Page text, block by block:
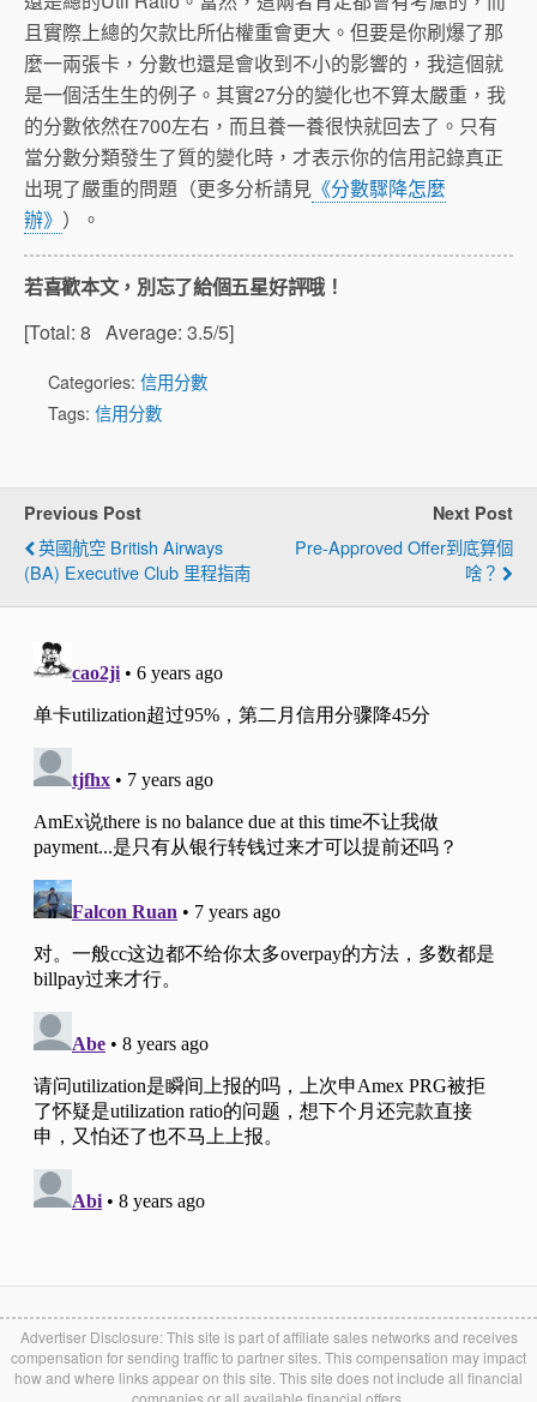
且實際上總的欠款比所佔權重會更大。但要是你刷爆了那
麼一兩張卡，分數也還是會收到不小的影響的，我這個就
是一個活生生的例子。其實27分的變化也不算太嚴重，我
的分數依然在700左右，而且養一養很快就回去了。只有
當分數分類發生了質的變化時，才表示你的信用記錄真正
出現了嚴重的問題（更多分析請見 《分數驟降怎麼
辦》 ）。
若喜歡本文，別忘了給個五星好評哦！
[Total: 8 Average: 3.5/5]
Categories: 信用分數
Tags: 信用分數
Previous Post
英國航空 British Airways
(BA) Executive Club 里程指南
Next Post
Pre-Approved Offer到底算個
啥？
Advertiser Disclosure: This site is part of affiliate sales networks and receives
compensation for sending traffic to partner sites. This compensation may impact
how and where links appear on this site. This site does not include all financial